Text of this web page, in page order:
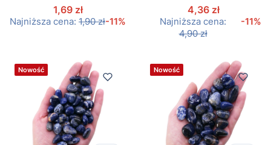
1,69 zł
Najniższa cena: 1,90 zł-11%
4,36 zł
Najniższa cena:
4,90 zł
-11%
Nowość Nowość